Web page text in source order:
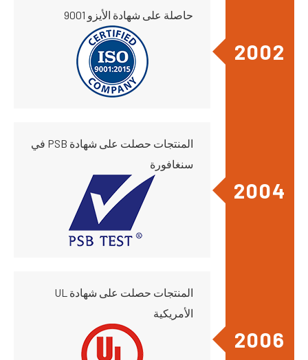
حاصلة على شهادة الأيزو 9001
2002
المنتجات حصلت على شهادة PSB في
سنغافورة
2004
المنتجات حصلت على شهادة UL
الأمريكية
2006